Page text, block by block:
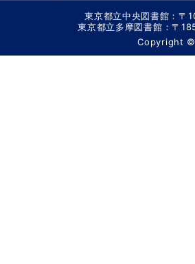
東京都立中央図書館：
東京都立多摩図書館：
Copyright ©